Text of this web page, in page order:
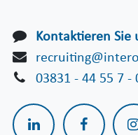
Kontaktieren Sie
03831 - 44 55 7 -